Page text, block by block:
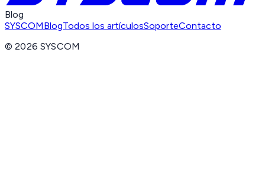
Blog
SYSCOMBlogTodos los artículosSoporteContacto
©2026 SYSCOM